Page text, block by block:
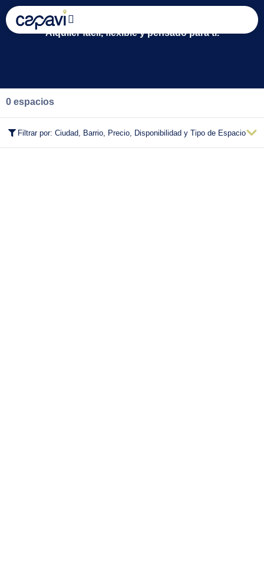
Encuentra tu espacio Capavi:
Alquiler fácil, flexible y pensado para ti.
0 espacios
Filtrar por: Ciudad, Barrio, Precio, Disponibilidad y Tipo de Espacio